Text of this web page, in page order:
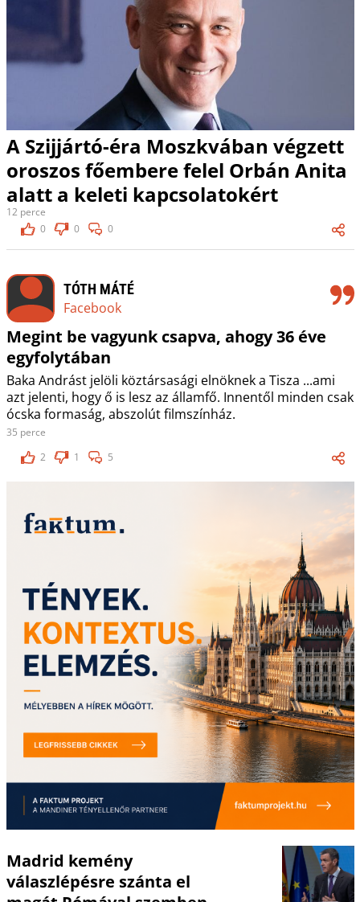
A Szijjártó-éra Moszkvában végzett
oroszos főembere felel Orbán Anita
alatt a keleti kapcsolatokért
12 perce
0
0 0
TÓTH MÁTÉ
Facebook
Megint be vagyunk csapva, ahogy 36 éve
egyfolytában
Baka Andrást jelöli köztársasági elnöknek a Tisza ...ami
azt jelenti, hogy ő is lesz az államfő. Innentől minden csak
ócska formaság, abszolút filmszínház.
35 perce
2
1 5
Madrid kemény
válaszlépésre szánta el